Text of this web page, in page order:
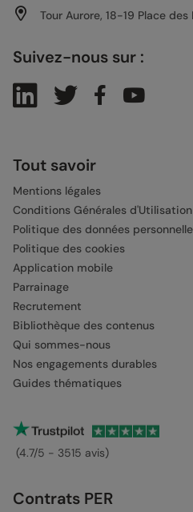
Tour Aurore, 18-19 Place
Suivez-nous sur :
Tout savoir
Mentions légales
Conditions Générales d'Utilisation
Politique des données
Politique des cookies
Application mobile
Parrainage
Recrutement
Bibliothèque des contenus
Qui sommes-nous
Nos engagements durables
Guides thématiques
(4.7/5 - 3515 avis)
Contrats PER